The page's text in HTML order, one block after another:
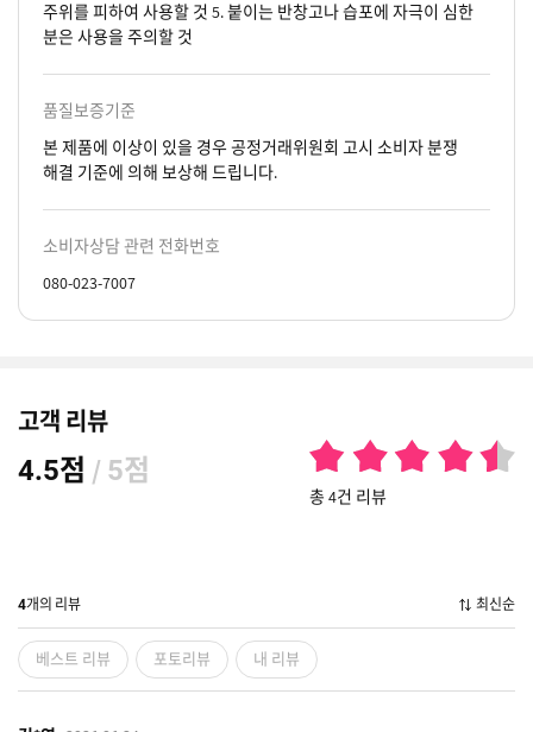
주위를 피하여 사용할 것 5. 붙이는 반창고나 습포에 자극이 심한
분은 사용을 주의할 것
품질보증기준
본 제품에 이상이 있을 경우 공정거래위원회 고시 소비자 분쟁
해결 기준에 의해 보상해 드립니다.
소비자상담 관련 전화번호
080-023-7007
고객 리뷰
4.5점 / 5점
총 4건 리뷰
4개의 리뷰 최신순
베스트 리뷰 포토리뷰 내 리뷰